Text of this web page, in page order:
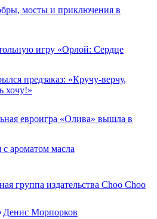
мосты и приключения в
игру «Орлой: Сердце
предзаказ: «Кручу-верчу,
хочу!»
евроигра «Олива» вышла в
ароматом масла
группа издательства Choo Choo
Денис Морпорков